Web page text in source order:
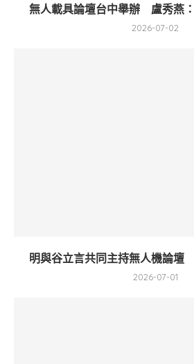
無人載具論壇台中舉辦 盧秀燕
2026-07-02
明與谷立言共同主持無人機論壇
2026-07-01